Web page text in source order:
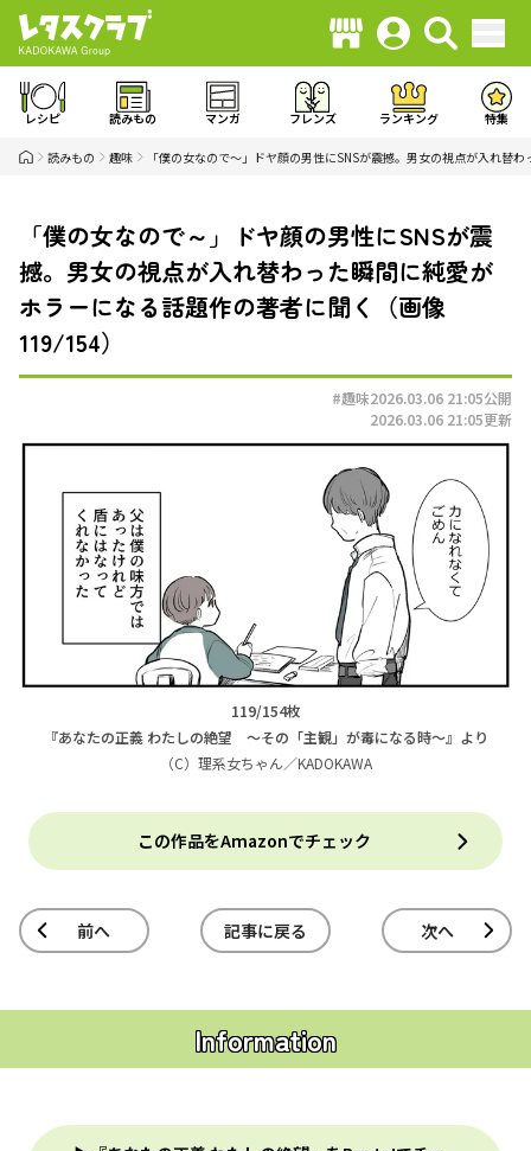
レシピ 読みもの マンガ フレンズ ランキング 特集
読みもの 趣味 「僕の女なので～」ドヤ顔の男性にSNSが震撼。男女の視点が入れ替
「僕の女なので～」ドヤ顔の男性にSNSが震
撼。男女の視点が入れ替わった瞬間に純愛が
ホラーになる話題作の著者に聞く（画像
119/154）
#趣味2026.03.06 21:05公開
2026.03.06 21:05更新
119/154枚
『あなたの正義 わたしの絶望 ～その「主観」が毒になる時～』より
（C）理系女ちゃん／KADOKAWA
この作品をAmazonでチェック
前へ 記事に戻る 次へ
Information